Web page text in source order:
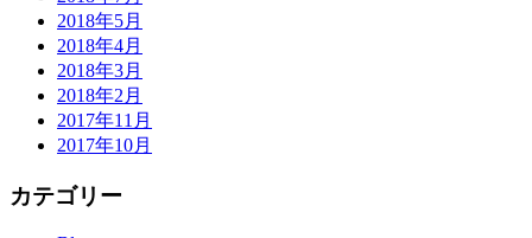
2018年5月
2018年4月
2018年3月
2018年2月
2017年11月
2017年10月
カテゴリー